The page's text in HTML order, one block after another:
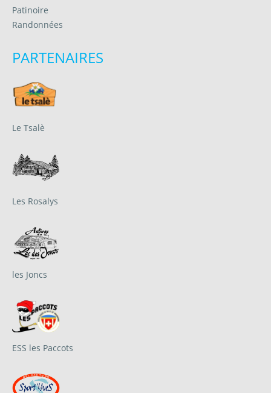
Patinoire
Randonnées
PARTENAIRES
Le Tsalè
Les Rosalys
les Joncs
ESS les Paccots